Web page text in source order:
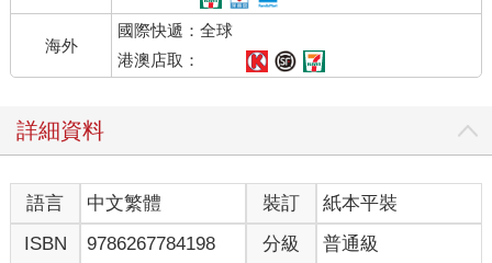
言，學生時代在戒嚴中度過，初任職教授時，深信軍事政權已然
終結，沒想到居然在退休之際再次遭遇戒嚴事態。我的學生與教
授歲月的最後一刻，絕不能以戒嚴時代的回歸作為結束。當政權
赤裸裸地顯露出獨裁化、法西斯化的末期症狀時，國民身為憲法
短暫的慌亂之後，全體國民紛紛出面糾正局勢。市民們真可謂以
光速行動，迅速聚集，包圍了汝矣島國會議事堂、阻擋軍警進
入，國會議員們也不顧自身安危，奔赴國會、通過解除戒嚴的決
議案，讓緊急戒嚴在一百五十分鐘內就劃下句點。面對政權的
「緊急」戒嚴，國民也以「緊急」的行動回應。國民與國會攜
海外
國際快遞：全球
港澳店取：
詳細資料
語言 中文繁體 裝訂
紙本平裝
ISBN
9786267784198 分級 普通級